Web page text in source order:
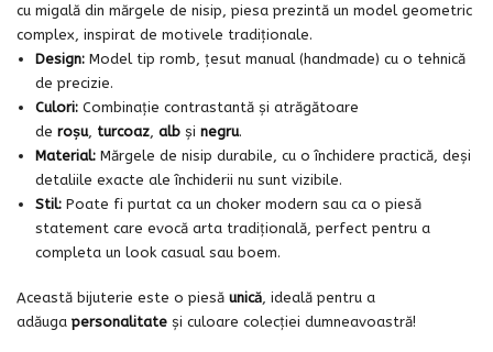
cu migală din mărgele de nisip, piesa prezintă un model geometric
complex, inspirat de motivele tradiționale.
Design:Model tip romb, țesut manual (handmade) cu o tehnică
de precizie.
Culori:Combinație contrastantă și atrăgătoare
de roșu, turcoaz, albși negru.
Material:Mărgele de nisip durabile, cu o închidere practică, deși
detaliile exacte ale închiderii nu sunt vizibile.
Stil:Poate fi purtat ca un choker modern sau ca o piesă
statement care evocă arta tradițională, perfect pentru a
completa un look casual sau boem.
Această bijuterie este o piesă unică, ideală pentru a
adăuga personalitate și culoare colecției dumneavoastră!